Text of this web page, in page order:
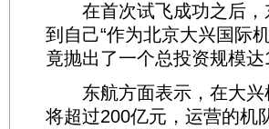
在首次试飞成功之后，
到自己“作为北京大兴国际
竟抛出了一个总投资规模
东航方面表示，在大兴
将超过200亿元，运营的机